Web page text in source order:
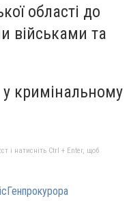
області до
військами та
у кримінальному
і натисніть Ctrl + Enter, щоб